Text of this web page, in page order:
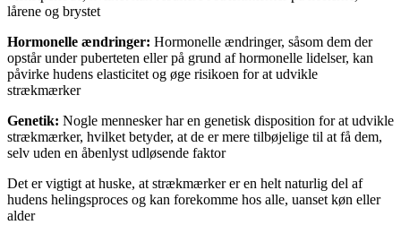
lårene og brystet
Hormonelle ændringer: Hormonelle ændringer, såsom dem der
opstår under puberteten eller på grund af hormonelle lidelser, kan
påvirke hudens elasticitet og øge risikoen for at udvikle
strækmærker
Genetik: Nogle mennesker har en genetisk disposition for at udvikle
strækmærker, hvilket betyder, at de er mere tilbøjelige til at få dem,
selv uden en åbenlyst udløsende faktor
Det er vigtigt at huske, at strækmærker er en helt naturlig del af
hudens helingsproces og kan forekomme hos alle, uanset køn eller
alder